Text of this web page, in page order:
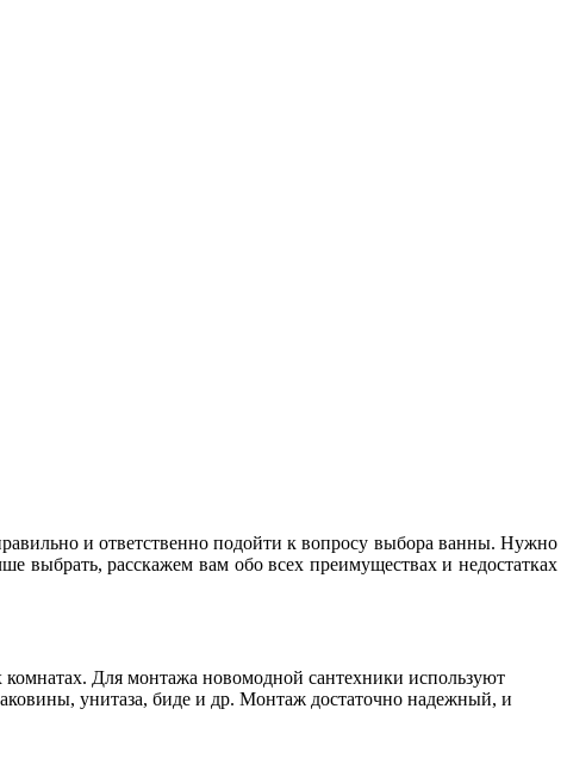
и ответственно подойти к вопросу выбора ванны. Нужно
выбрать, расскажем вам обо всех преимуществах и недостатках
комнатах. Для монтажа новомодной сантехники используют
унитаза, биде и др. Монтаж достаточно надежный, и